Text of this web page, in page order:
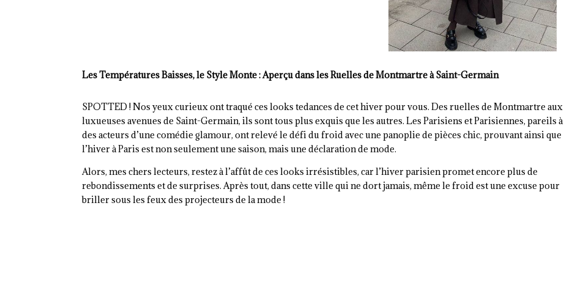
Les Températures Baisses, le Style Monte : Aperçu dans les Ruelles de Montmartre à Saint-Germain
SPOTTED ! Nos yeux curieux ont traqué ces looks tedances de cet hiver pour vous. Des ruelles de Montmartre aux
luxueuses avenues de Saint-Germain, ils sont tous plus exquis que les autres. Les Parisiens et Parisiennes, pareils à
des acteurs d’une comédie glamour, ont relevé le défi du froid avec une panoplie de pièces chic, prouvant ainsi que
l’hiver à Paris est non seulement une saison, mais une déclaration de mode.
Alors, mes chers lecteurs, restez à l’affût de ces looks irrésistibles, car l’hiver parisien promet encore plus de
rebondissements et de surprises. Après tout, dans cette ville qui ne dort jamais, même le froid est une excuse pour
briller sous les feux des projecteurs de la mode !